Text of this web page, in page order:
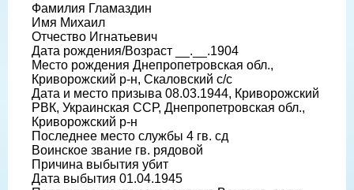
Фамилия Гламаздин
Имя Михаил
Отчество Игнатьевич
Дата рождения/Возраст __.__.1904
Место рождения Днепропетровская обл.,
Криворожский р-н, Скаловский с/с
Дата и место призыва 08.03.1944, Криворожский
РВК, Украинская ССР, Днепропетровская обл.,
Криворожский р-н
Последнее место службы 4 гв. сд
Воинское звание гв. рядовой
Причина выбытия убит
Дата выбытия 01.04.1945